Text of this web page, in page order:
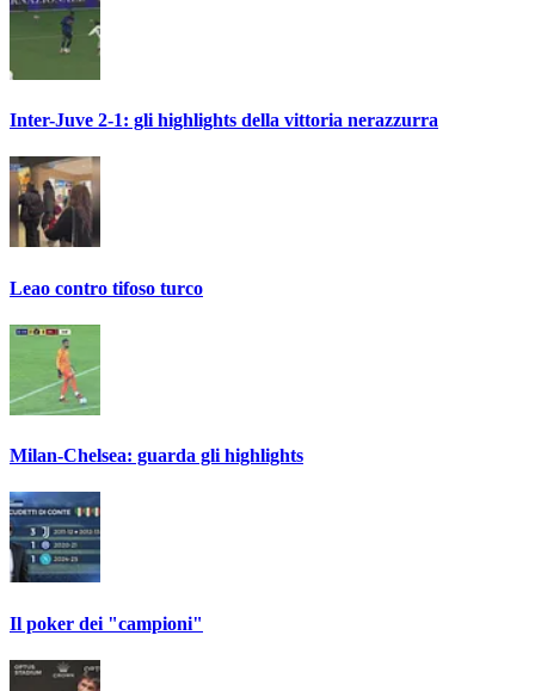
Inter-Juve 2-1: gli highlights della vittoria nerazzurra
Leao contro tifoso turco
Milan-Chelsea: guarda gli highlights
Il poker dei "campioni"